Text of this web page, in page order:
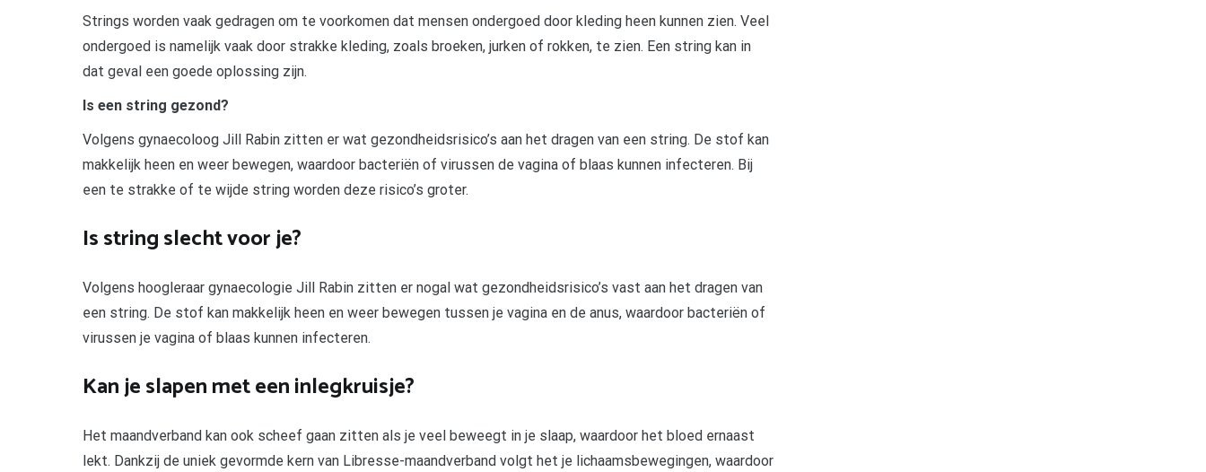
Strings worden vaak gedragen om te voorkomen dat mensen ondergoed door kleding heen kunnen zien. Veel
ondergoed is namelijk vaak door strakke kleding, zoals broeken, jurken of rokken, te zien. Een string kan in
dat geval een goede oplossing zijn.
Is een string gezond?
Volgens gynaecoloog Jill Rabin zitten er wat gezondheidsrisico’s aan het dragen van een string. De stof kan
makkelijk heen en weer bewegen, waardoor bacteriën of virussen de vagina of blaas kunnen infecteren. Bij
een te strakke of te wijde string worden deze risico’s groter.
Is string slecht voor je?
Volgens hoogleraar gynaecologie Jill Rabin zitten er nogal wat gezondheidsrisico’s vast aan het dragen van
een string. De stof kan makkelijk heen en weer bewegen tussen je vagina en de anus, waardoor bacteriën of
virussen je vagina of blaas kunnen infecteren.
Kan je slapen met een inlegkruisje?
Het maandverband kan ook scheef gaan zitten als je veel beweegt in je slaap, waardoor het bloed ernaast
lekt. Dankzij de uniek gevormde kern van Libresse-maandverband volgt het je lichaamsbewegingen, waardoor